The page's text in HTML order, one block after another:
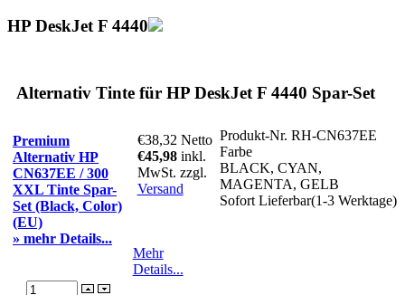
HP DeskJet F 4440
Alternativ Tinte für HP DeskJet F 4440 Spar-Set
Premium
Alternativ HP
CN637EE / 300
XXL Tinte Spar-
Set (Black, Color)
(EU)
» mehr Details...
€38,32 Netto
€45,98 inkl.
MwSt. zzgl.
Versand
Produkt-Nr. RH-CN637EE
Farbe
BLACK, CYAN,
MAGENTA, GELB
Sofort Lieferbar(1-3 Werktage)
Mehr
Details...